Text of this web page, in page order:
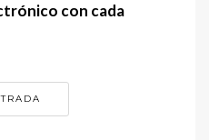
con cada